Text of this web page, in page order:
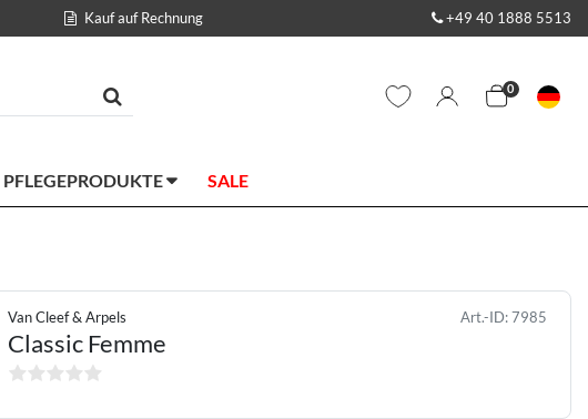
Kauf auf Rechnung +49 40 1888 5513
0
PFLEGEPRODUKTE SALE
Van Cleef & Arpels Art.-ID:7985
Classic Femme